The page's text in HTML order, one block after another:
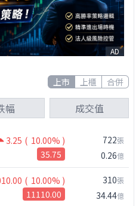
AD
上市 上櫃 合併
幅 成交值
3.25 ( 10.00% )
35.75
722張
0.26億
( 10.00% )
11110.00
310張
34.44億